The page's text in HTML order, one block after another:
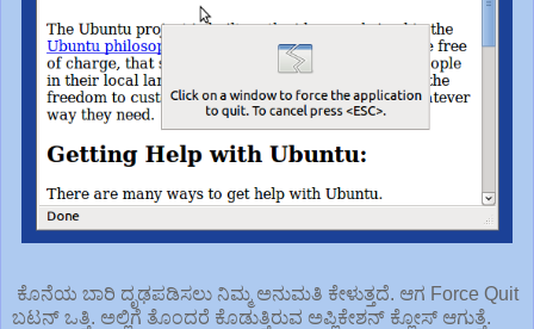
ಕೊನೆಯ ಬಾರಿ ದೃಢಪಡಿಸಲು ನಿಮ್ಮ ಅನುಮತಿ ಕೇಳುತ್ತದೆ. ಆಗ Force Quit
ಬಟನ್ ಒತ್ತಿ. ಅಲ್ಲಿಗೆ ತೊಂದರೆ ಕೊಡುತ್ತಿರುವ ಅಪ್ಲಿಕೇಶನ್ ಕ್ಲೋಸ್ ಆಗುತ್ತೆ.